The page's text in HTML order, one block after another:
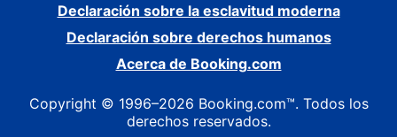
Declaración sobre la esclavitud moderna
Declaración sobre derechos humanos
Acerca de Booking.com
Copyright © 1996–2026 Booking.com™. Todos los
derechos reservados.